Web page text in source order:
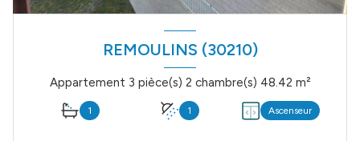
REMOULINS (30210)
Appartement 3 pièce(s) 2 chambre(s) 48.42 m²
1 1 Ascenseur